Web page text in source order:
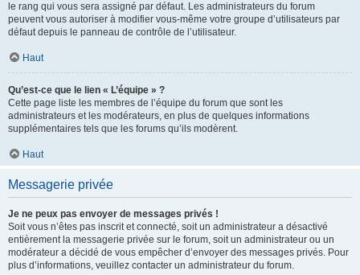
le rang qui vous sera assigné par défaut. Les administrateurs du forum
peuvent vous autoriser à modifier vous-même votre groupe d’utilisateurs par
défaut depuis le panneau de contrôle de l’utilisateur.
Haut
Qu’est-ce que le lien « L’équipe » ?
Cette page liste les membres de l’équipe du forum que sont les
administrateurs et les modérateurs, en plus de quelques informations
supplémentaires tels que les forums qu’ils modèrent.
Haut
Messagerie privée
Je ne peux pas envoyer de messages privés !
Soit vous n’êtes pas inscrit et connecté, soit un administrateur a désactivé
entièrement la messagerie privée sur le forum, soit un administrateur ou un
modérateur a décidé de vous empêcher d’envoyer des messages privés. Pour
plus d’informations, veuillez contacter un administrateur du forum.